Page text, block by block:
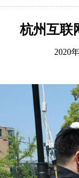
杭州互联
2020